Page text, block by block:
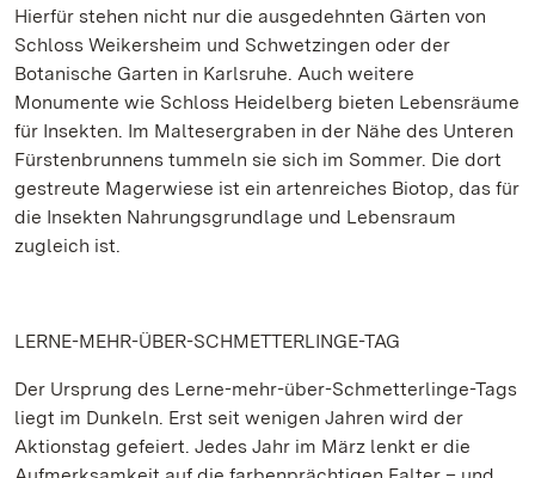
Hierfür stehen nicht nur die ausgedehnten Gärten von
Schloss Weikersheim und Schwetzingen oder der
Botanische Garten in Karlsruhe. Auch weitere
Monumente wie Schloss Heidelberg bieten Lebensräume
für Insekten. Im Maltesergraben in der Nähe des Unteren
Fürstenbrunnens tummeln sie sich im Sommer. Die dort
gestreute Magerwiese ist ein artenreiches Biotop, das für
die Insekten Nahrungsgrundlage und Lebensraum
zugleich ist.
LERNE-MEHR-ÜBER-SCHMETTERLINGE-TAG
Der Ursprung des Lerne-mehr-über-Schmetterlinge-Tags
liegt im Dunkeln. Erst seit wenigen Jahren wird der
Aktionstag gefeiert. Jedes Jahr im März lenkt er die